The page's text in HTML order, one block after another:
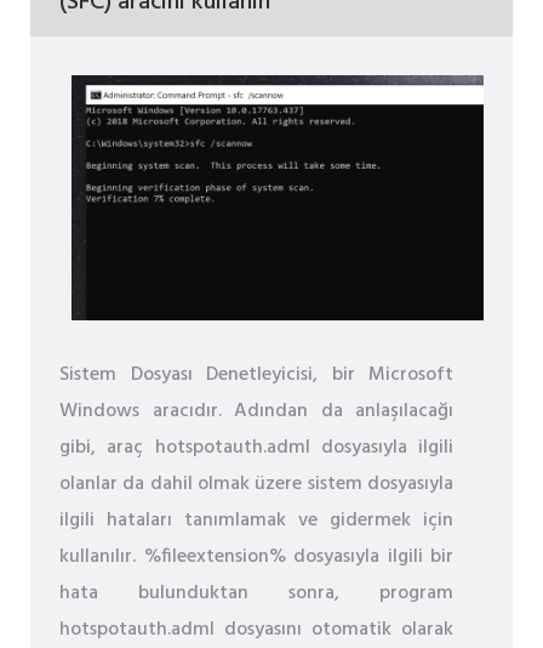
Sistem Dosyası Denetleyicisi, bir Microsoft
Windows aracıdır. Adından da anlaşılacağı
gibi, araç hotspotauth.adml dosyasıyla ilgili
olanlar da dahil olmak üzere sistem dosyasıyla
ilgili hataları tanımlamak ve gidermek için
kullanılır. %fileextension% dosyasıyla ilgili bir
hata bulunduktan sonra, program
hotspotauth.adml dosyasını otomatik olarak